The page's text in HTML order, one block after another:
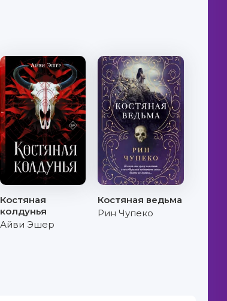
Костяная
колдунья
Айви Эшер
Костяная ведьма
Рин Чупеко